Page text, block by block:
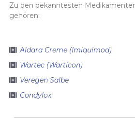
Zu den bekanntesten
gehören:
Aldara Сreme (Imiquimod)
Wartec (Warticon)
Veregen Salbe
Condylox